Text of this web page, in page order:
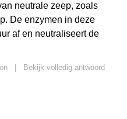
neutrale zeep, zoals
De enzymen in deze
af en neutraliseert de
Bekijk volledig antwoord